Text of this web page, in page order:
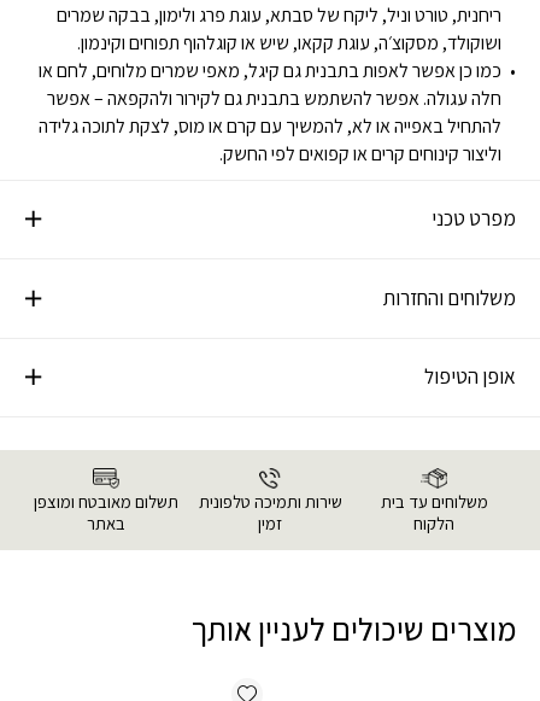
ריחנית, טורט וניל, ליקח של סבתא, עוגת פרג ולימון, בבקה שמרים
ושוקולד, מסקוצ׳ה, עוגת קקאו, שיש או קוגלהוף תפוחים וקינמון.
כמו כן אפשר לאפות בתבנית גם קיגל, מאפי שמרים מלוחים, לחם או
חלה עגולה. אפשר להשתמש בתבנית גם לקירור ולהקפאה – אפשר
להתחיל באפייה או לא, להמשיך עם קרם או מוס, לצקת לתוכה גלידה
וליצור קינוחים קרים או קפואים לפי החשק.
מפרט טכני
משלוחים והחזרות
אופן הטיפול
משלוחים עד בית
הלקוח
שירות ותמיכה טלפונית
זמין
תשלום מאובטח ומוצפן
באתר
מוצרים שיכולים לעניין אותך
Add wishlist